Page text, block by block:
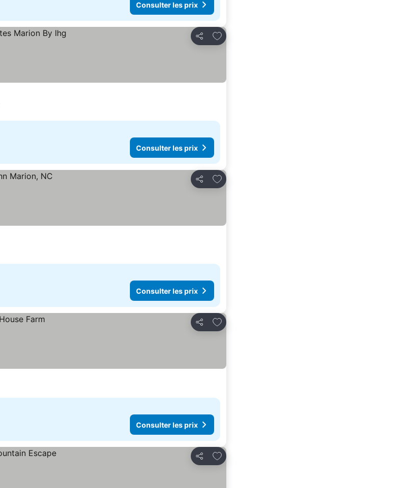
Consulter les prix
Partager
Ajouter à mes favoris
Consulter les prix
Partager
Ajouter à mes favoris
Consulter les prix
Partager
Ajouter à mes favoris
Consulter les prix
Partager
Ajouter à mes favoris